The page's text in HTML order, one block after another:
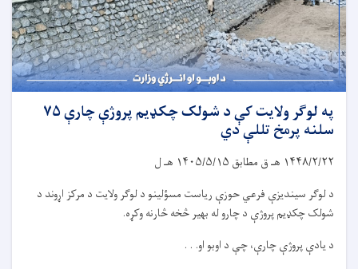
په لوګر ولایت کې د شولک چکډیم پروژې چارې ۷۵
سلنه پرمخ تللې دي
۱۴۴۸/۲/۲۲ هـ ق مطابق ۱۴۰۵/۵/۱۵ هـ ل
د لوګر سیندیزې فرعي حوزې ریاست مسؤلینو د لوګر ولایت د مرکز اړوند د
شولک چکډیم پروژې د چارو له بهیر څخه څارنه وکړه.
د یادې پروژې چارې، چې د اوبو او. . .